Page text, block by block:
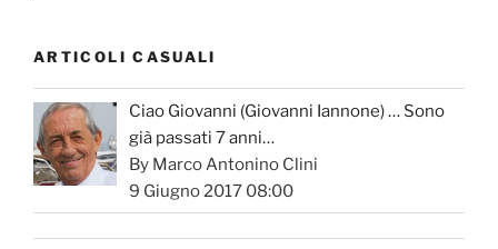
ARTICOLI CASUALI
Ciao Giovanni (Giovanni Iannone) … Sono
già passati 7 anni…
By Marco Antonino Clini
9 Giugno 2017 08:00